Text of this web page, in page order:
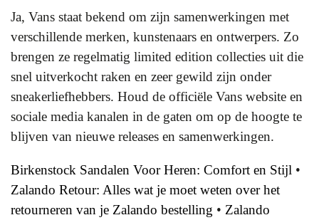
Ja, Vans staat bekend om zijn samenwerkingen met
verschillende merken, kunstenaars en ontwerpers. Zo
brengen ze regelmatig limited edition collecties uit die
snel uitverkocht raken en zeer gewild zijn onder
sneakerliefhebbers. Houd de officiële Vans website en
sociale media kanalen in de gaten om op de hoogte te
blijven van nieuwe releases en samenwerkingen.
Birkenstock Sandalen Voor Heren: Comfort en Stijl •
Zalando Retour: Alles wat je moet weten over het
retourneren van je Zalando bestelling • Zalando